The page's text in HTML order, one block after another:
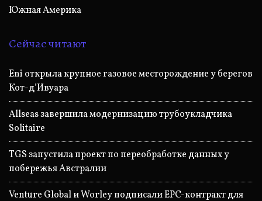
Южная Америка
Сейчас читают
Eni открыла крупное газовое месторождение у берегов
Кот-д’Ивуара
Allseas завершила модернизацию трубоукладчика
Solitaire
TGS запустила проект по переобработке данных у
побережья Австралии
Venture Global и Worley подписали EPC-контракт для